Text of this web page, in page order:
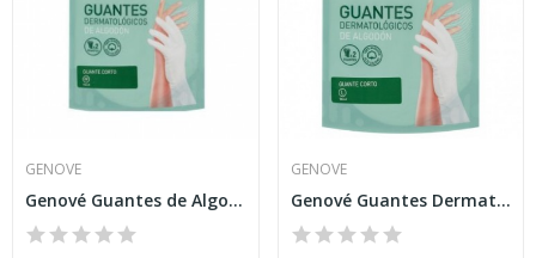
GENOVE
Genové Guantes de Algodón Dermatológicos T-p
GENOVE
Genové Guantes Dermatológicos T-g